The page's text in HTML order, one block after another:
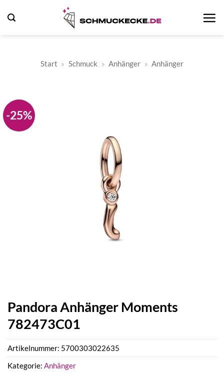
Inhalt
Start » Schmuck » Anhänger » Anhänger
-25%
Pandora Anhänger Moments
782473C01
Artikelnummer: 5700303022635
Kategorie: Anhänger